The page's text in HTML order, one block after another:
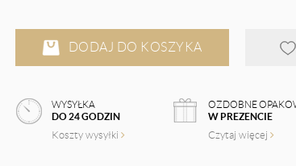
DODAJ DO KOSZYKA
WYSYŁKA
DO 24 GODZIN
Koszty wysyłki
OZDOBNE
W PREZENCIE
Czytaj więcej